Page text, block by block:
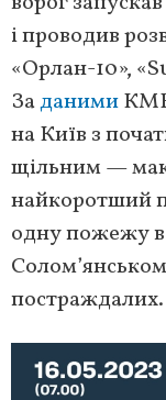
і проводив
«Орлан-10»,
Заданими
на Київ з
щільним —
найкоротший
одну пожежу
постраждалих.